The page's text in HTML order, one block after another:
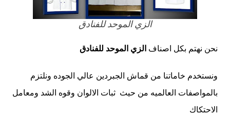
الزي الموحد للفنادق
نحن نهتم بكل اصناف الزي الموحد للفنادق
ونستخدم خاماتنا من قماش الجبردين عالي الجوده ونلتزم
بالمواصفات العالميه من حيث ثبات الالوان وقوه الشد ومعامل
الاحتكاك